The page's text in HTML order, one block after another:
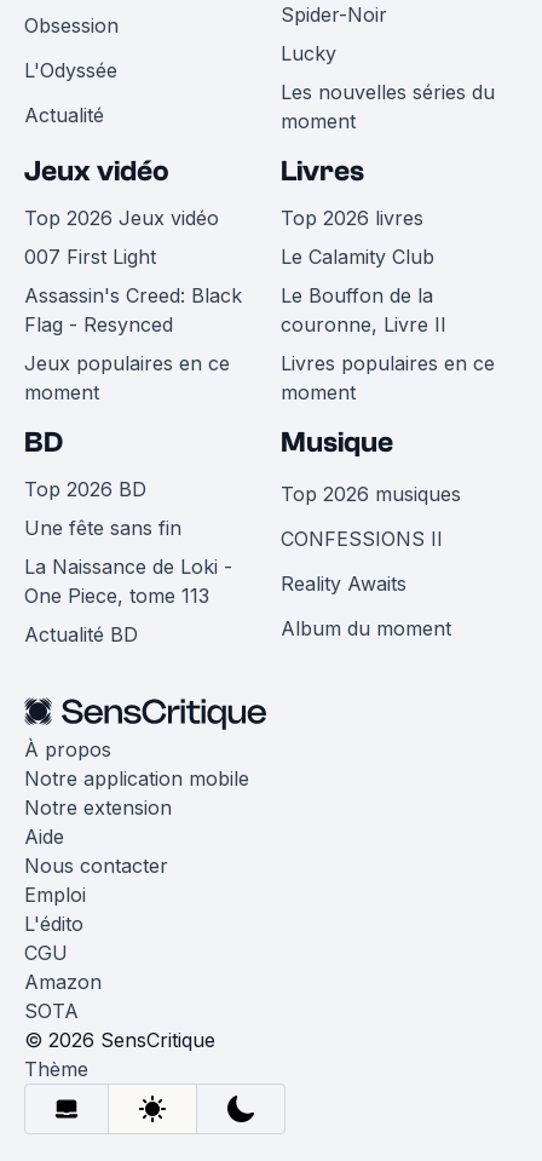
Obsession
L'Odyssée
Actualité
Spider-Noir
Lucky
Les nouvelles séries du
moment
Jeux vidéo
Top 2026 Jeux vidéo
007 First Light
Assassin's Creed: Black
Flag - Resynced
Jeux populaires en ce
moment
Livres
Top 2026 livres
Le Calamity Club
Le Bouffon de la
couronne, Livre II
Livres populaires en ce
moment
BD
Top 2026 BD
Une fête sans fin
La Naissance de Loki -
One Piece, tome 113
Actualité BD
Musique
Top 2026 musiques
CONFESSIONS II
Reality Awaits
Album du moment
À propos
Notre application mobile
Notre extension
Aide
Nous contacter
Emploi
L'édito
CGU
Amazon
SOTA
© 2026 SensCritique
Thème